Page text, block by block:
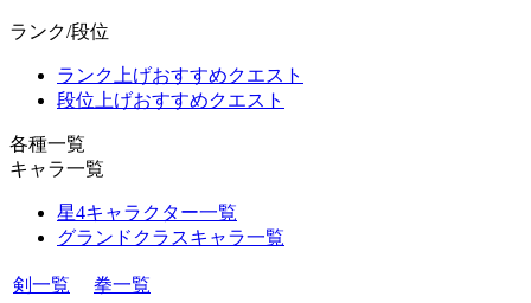
ランク/段位
ランク上げおすすめクエスト
段位上げおすすめクエスト
各種一覧
キャラ一覧
星4キャラクター一覧
グランドクラスキャラ一覧
剣一覧
拳一覧